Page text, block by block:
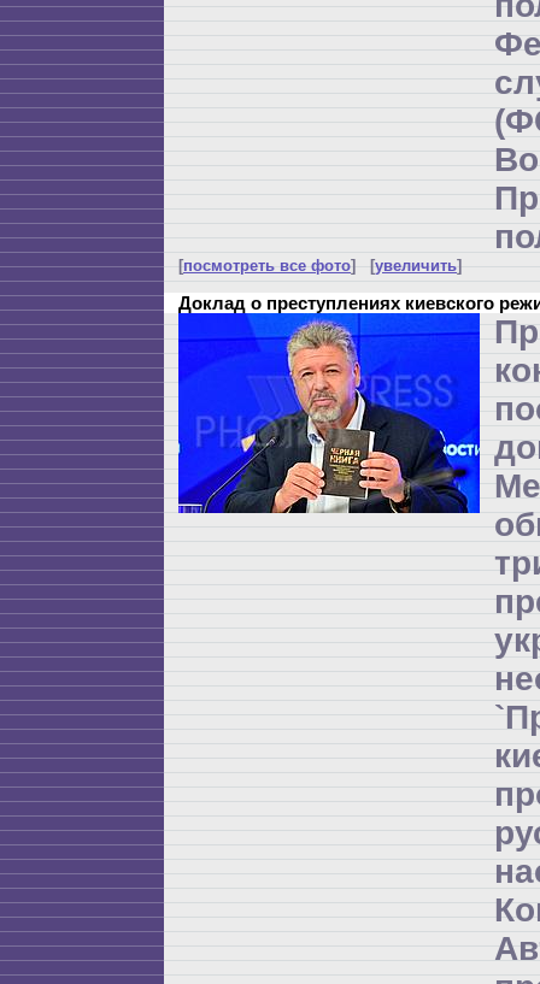
[посмотреть все фото] [увеличить]
Доклад о преступлениях киевского